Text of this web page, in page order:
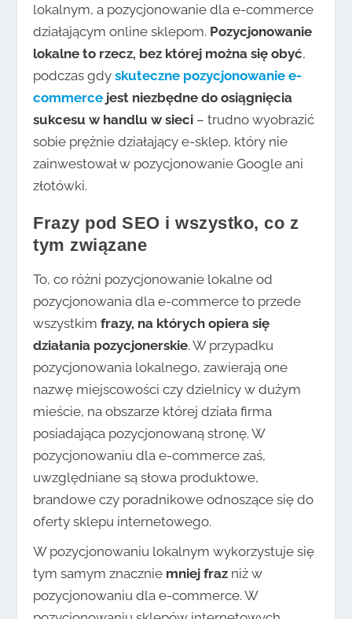
lokalnym, a pozycjonowanie dla e-commerce
działającym online sklepom. Pozycjonowanie
lokalne to rzecz, bez której można się obyć,
podczas gdyskuteczne pozycjonowanie e-
commerce jest niezbędne do osiągnięcia
sukcesu w handlu w sieci – trudno wyobrazić
sobie prężnie działający e-sklep, który nie
zainwestował w pozycjonowanie Google ani
złotówki.
Frazy pod SEO i wszystko, co z
tym związane
To, co różni pozycjonowanie lokalne od
pozycjonowania dla e-commerce to przede
wszystkimfrazy, na których opiera się
działania pozycjonerskie. W przypadku
pozycjonowania lokalnego, zawierają one
nazwę miejscowości czy dzielnicy w dużym
mieście, na obszarze której działa firma
posiadająca pozycjonowaną stronę. W
pozycjonowaniu dla e-commerce zaś,
uwzględniane są słowa produktowe,
brandowe czy poradnikowe odnoszące się do
oferty sklepu internetowego.
W pozycjonowaniu lokalnym wykorzystuje się
tym samym znacznie mniej fraz niż w
pozycjonowaniu dla e-commerce. W